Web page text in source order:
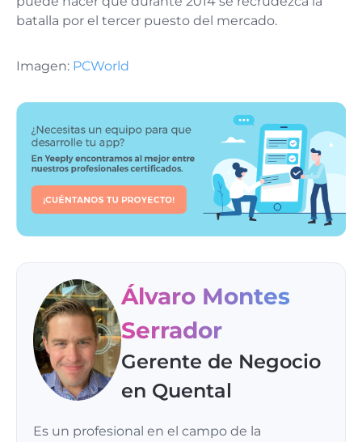
batalla por el tercer puesto del mercado.
Imagen: PCWorld
Álvaro Montes
Serrador
Gerente de Negocio
en Quental
Es un profesional en el campo de la